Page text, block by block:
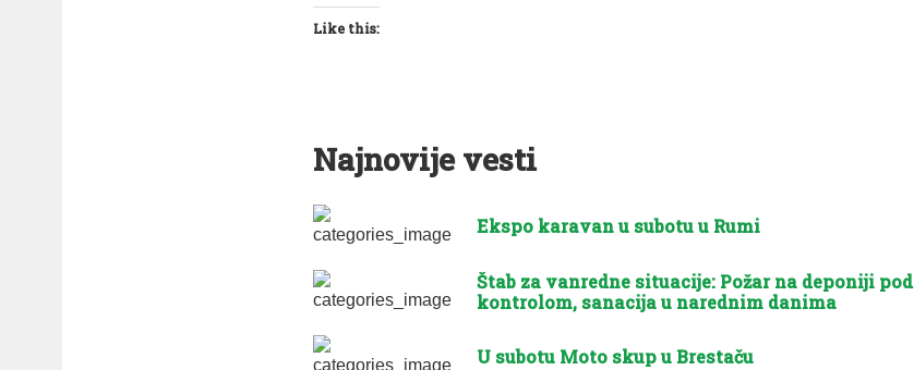
Like this:
Najnovije vesti
Ekspo karavan u subotu u Rumi
Štab za vanredne situacije: Požar na deponiji pod
kontrolom, sanacija u narednim danima
U subotu Moto skup u Brestaču